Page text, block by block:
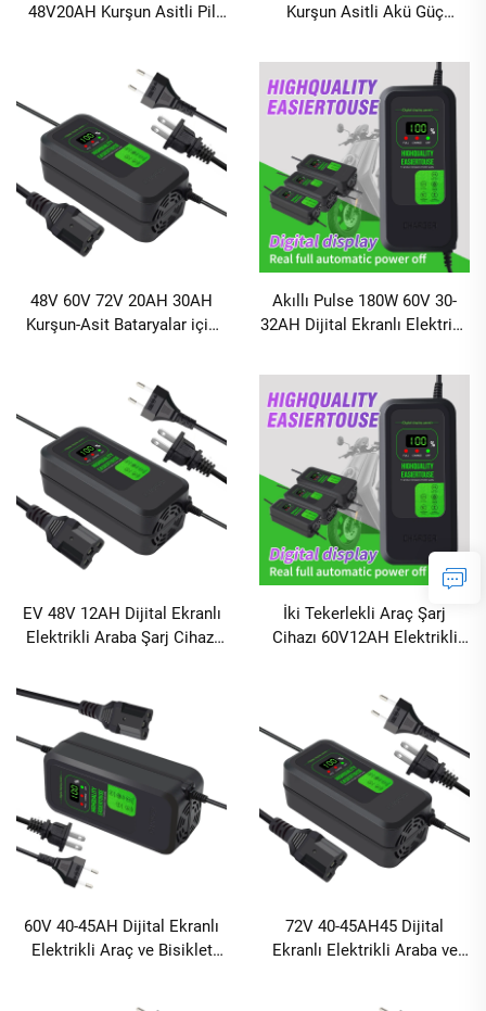
48V20AH Kurşun Asitli Pil
Kurşun Asitli Akü Güç
Elektrikli Scooter Akü Şarj
Cihazı
48V 60V 72V 20AH 30AH
Kurşun-Asit Bataryalar için
Bisikletler ve İki Tekerlekli
Taşıtlar için DC Bağlantı
Noktası
Akıllı Pulse 180W 60V 30-
32AH Dijital Ekranlı Elektrikli
Akü Şarj Cihazı AC/DC
Bağlantı Noktaları ile
EV 48V 12AH Dijital Ekranlı
Elektrikli Araba Şarj Cihazı
Kurşun-Asit Elektrikli Araç
İki Tekerlekli Araç Şarj
Cihazı 60V12AH Elektrikli
60V 40-45AH Dijital Ekranlı
Elektrikli Araç ve Bisiklet
72V 40-45AH45 Dijital
Ekranlı Elektrikli Araba ve